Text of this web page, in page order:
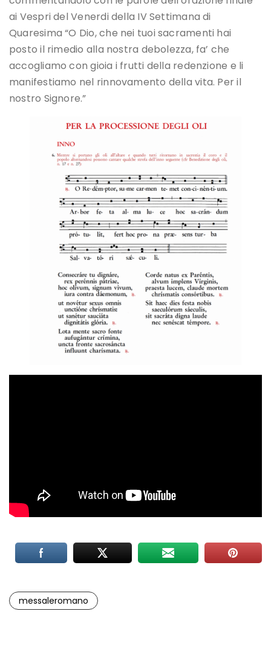
ai Vespri del Venerdi della IV Settimana di
Quaresima “O Dio, che nei tuoi sacramenti hai
posto il rimedio alla nostra debolezza, fa’ che
accogliamo con gioia i frutti della redenzione e li
manifestiamo nel rinnovamento della vita. Per il
nostro Signore.”
messaleromano